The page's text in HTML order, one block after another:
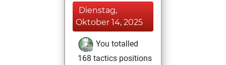
Dienstag,
Oktober 14, 2025
You totalled
168 tactics positions